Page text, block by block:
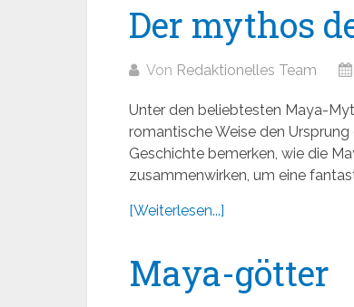
Der mythos
Von Redaktionelles Team
Unter den beliebtesten Maya-
romantische Weise den
Geschichte bemerken, wie die
zusammenwirken, um eine
[Weiterlesen...]
Maya-götter